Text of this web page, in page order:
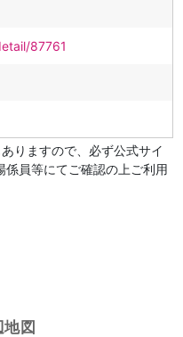
87761
りますので、必ず公式サイ
係員等にてご確認の上ご利用
図